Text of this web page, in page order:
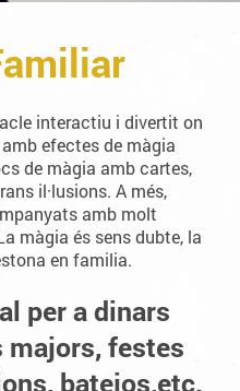
interactiu i divertit on
efectes de màgia
de màgia amb cartes,
il·lusions. A més,
amb molt
màgia és sens dubte, la
en familia.
per a dinars
majors, festes
batejos,etc.